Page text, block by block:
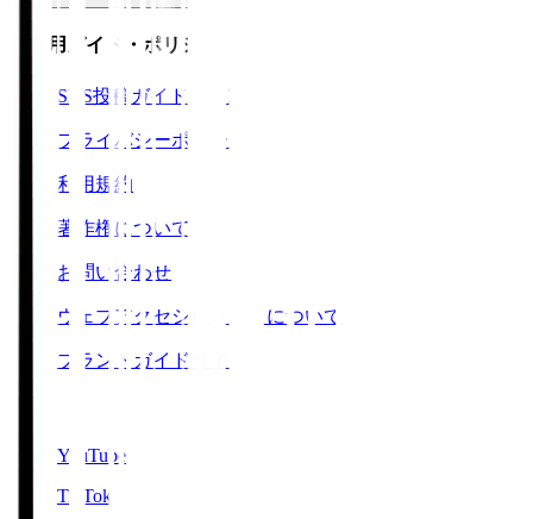
ご利用ガイド・ポリシー
SNS投稿ガイドライン
プライバシーポリシー
利用規約
著作権について
お問い合わせ
ウェブアクセシビリティについて
ブランドガイドライン
YouTube
TikTok